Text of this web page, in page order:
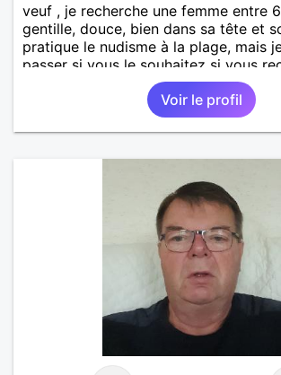
veuf , je recherche une femme entre
gentille, douce, bien dans sa tête et
pratique le nudisme à la plage, mais
passer si vous le souhaitez si vous
homme sincère, tendre, honnête,
sachant prendre soin de sa compagne
respect, je suis votre "homme" je veux
tranquille rythmée de balade en forêt
respect et bien sûr de l'amour
Voir le profil